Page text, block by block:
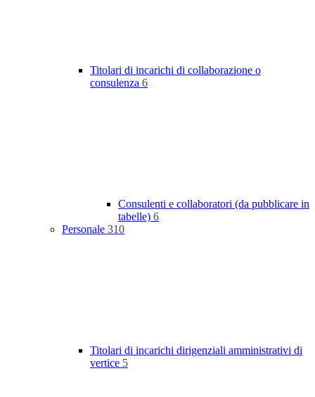
Titolari di incarichi di collaborazione o
consulenza 6
Consulenti e collaboratori (da pubblicare in
tabelle) 6
Personale 310
Titolari di incarichi dirigenziali amministrativi di
vertice 5